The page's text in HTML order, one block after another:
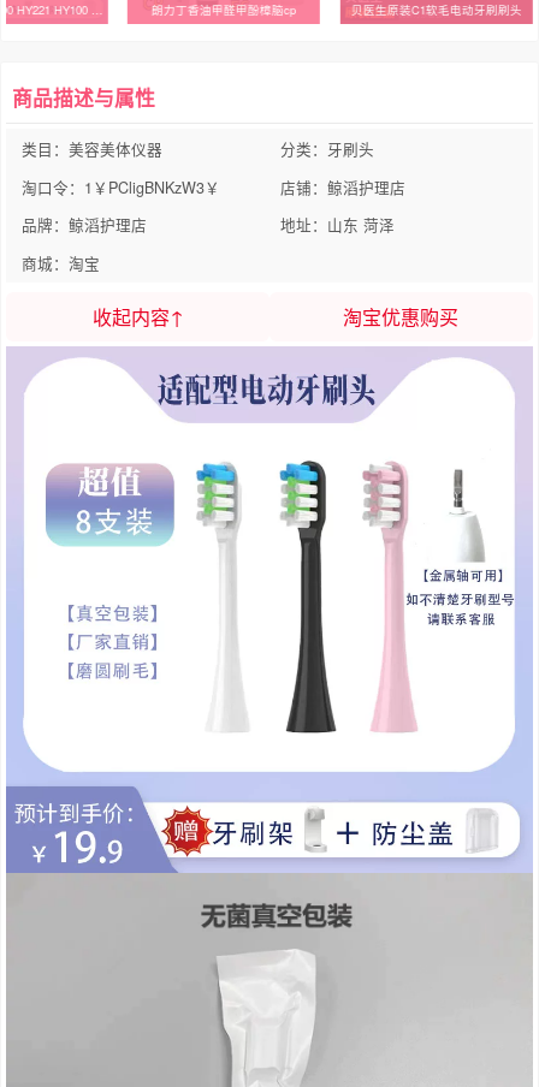
适用循力源HY200 HY221 HY100 HYB100电动牙刷头ENPULY英普利B100 朗力丁香油甲醛甲酚樟脑cp 贝医生原装C1软毛电动牙刷刷头
商品描述与属性
类目：美容美体仪器
分类：牙刷头
淘口令：1￥PCligBNKzW3￥
店铺：鲸滔护理店
品牌：鲸滔护理店
地址：山东 菏泽
商城：淘宝
收起内容↑ 淘宝优惠购买